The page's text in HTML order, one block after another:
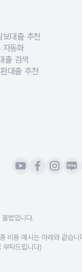
가능합니다.
안전하고 투명한 대
업부설 금융 R&D 조
보대출 추천
부채 정보를 분석해 맞
자동화
을 자동으로 비교·정
출 검색
보대출 조건을 정교하
대출 추천
법입니다.
비용 예시는 아래와 같습니
탁드립니다)